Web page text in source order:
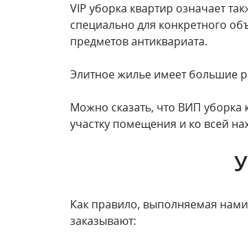
VIP уборка квартир означает
специально для конкретного
предметов антиквариата.
Элитное жилье имеет большие
Можно сказать, что ВИП уборка
участку помещения и ко всей
Как правило, выполняемая
заказывают: